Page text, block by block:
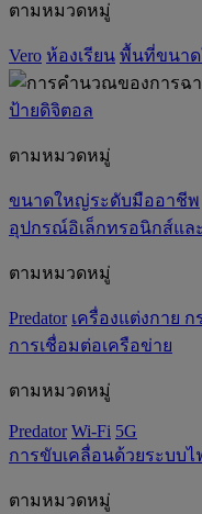
ตามหมวดหมู่
Vero ห้องเรียน พื้นที่ขนา
ป้ายดิจิตอล
ตามหมวดหมู่
ขนาดใหญ่ระดับมืออาชีพ
อุปกรณ์อิเล็กทรอนิกส์แล
ตามหมวดหมู่
Predator เครื่องแต่งกาย
การเชื่อมต่อเครือข่าย
ตามหมวดหมู่
Predator Wi-Fi 5G
การขับเคลื่อนด้วยระบบไ
ตามหมวดหมู่